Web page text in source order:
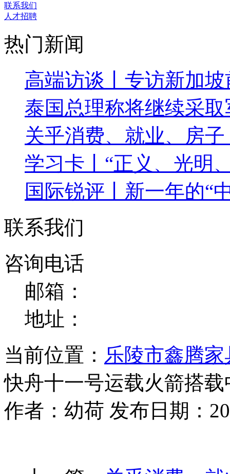
联系我们
人才招聘
热门新闻
高端访谈丨专访新加
泰国总理称将继续采
关乎消费、就业、房
学习卡丨“正义、光明
国际锐评丨新一年的“
联系我们
咨询电话
邮箱：
地址：
当前位置： 乐陵市鑫腾
快舟十一号运载火箭搭
作者：幼荷 发布日期：